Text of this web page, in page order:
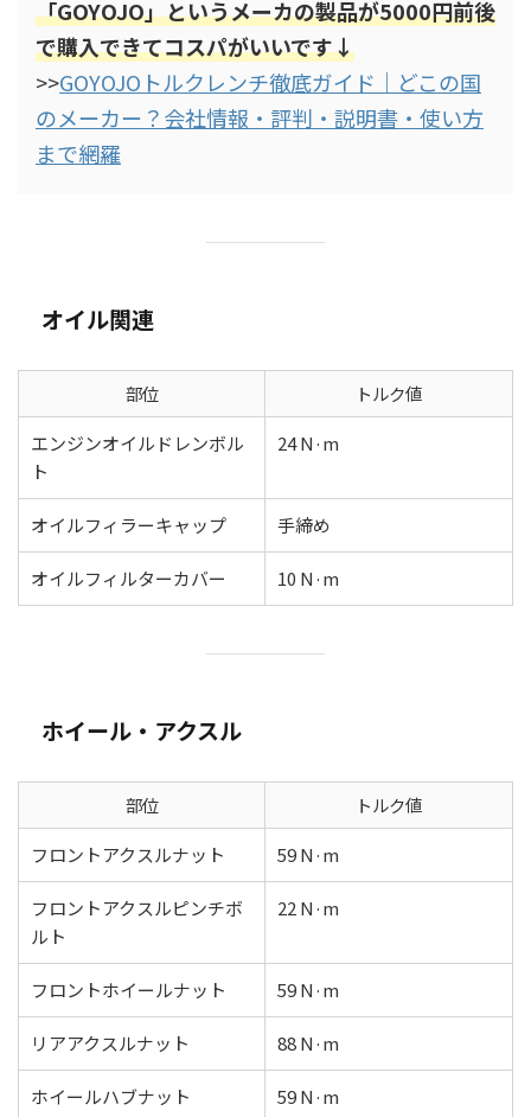
「GOYOJO」というメーカの製品が5000円前後
で購入できてコスパがいいです↓
>>GOYOJOトルクレンチ徹底ガイド｜どこの国
のメーカー？会社情報・評判・説明書・使い方
まで網羅
オイル関連
部位
トルク値
エンジンオイルドレンボル
ト
24 N·m
オイルフィラーキャップ 手締め
オイルフィルターカバー 10 N·m
ホイール・アクスル
部位
トルク値
フロントアクスルナット
59 N·m
フロントアクスルピンチボ
ルト
22 N·m
フロントホイールナット 59 N·m
リアアクスルナット 88 N·m
ホイールハブナット 59 N·m